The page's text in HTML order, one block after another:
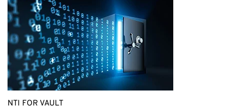
NTI FOR VAULT
Met NTI FOR VAULT maak je het werken in Autodesk Vault
nog makkelijker! De add-in zorgt bijvoorbeeld voor een